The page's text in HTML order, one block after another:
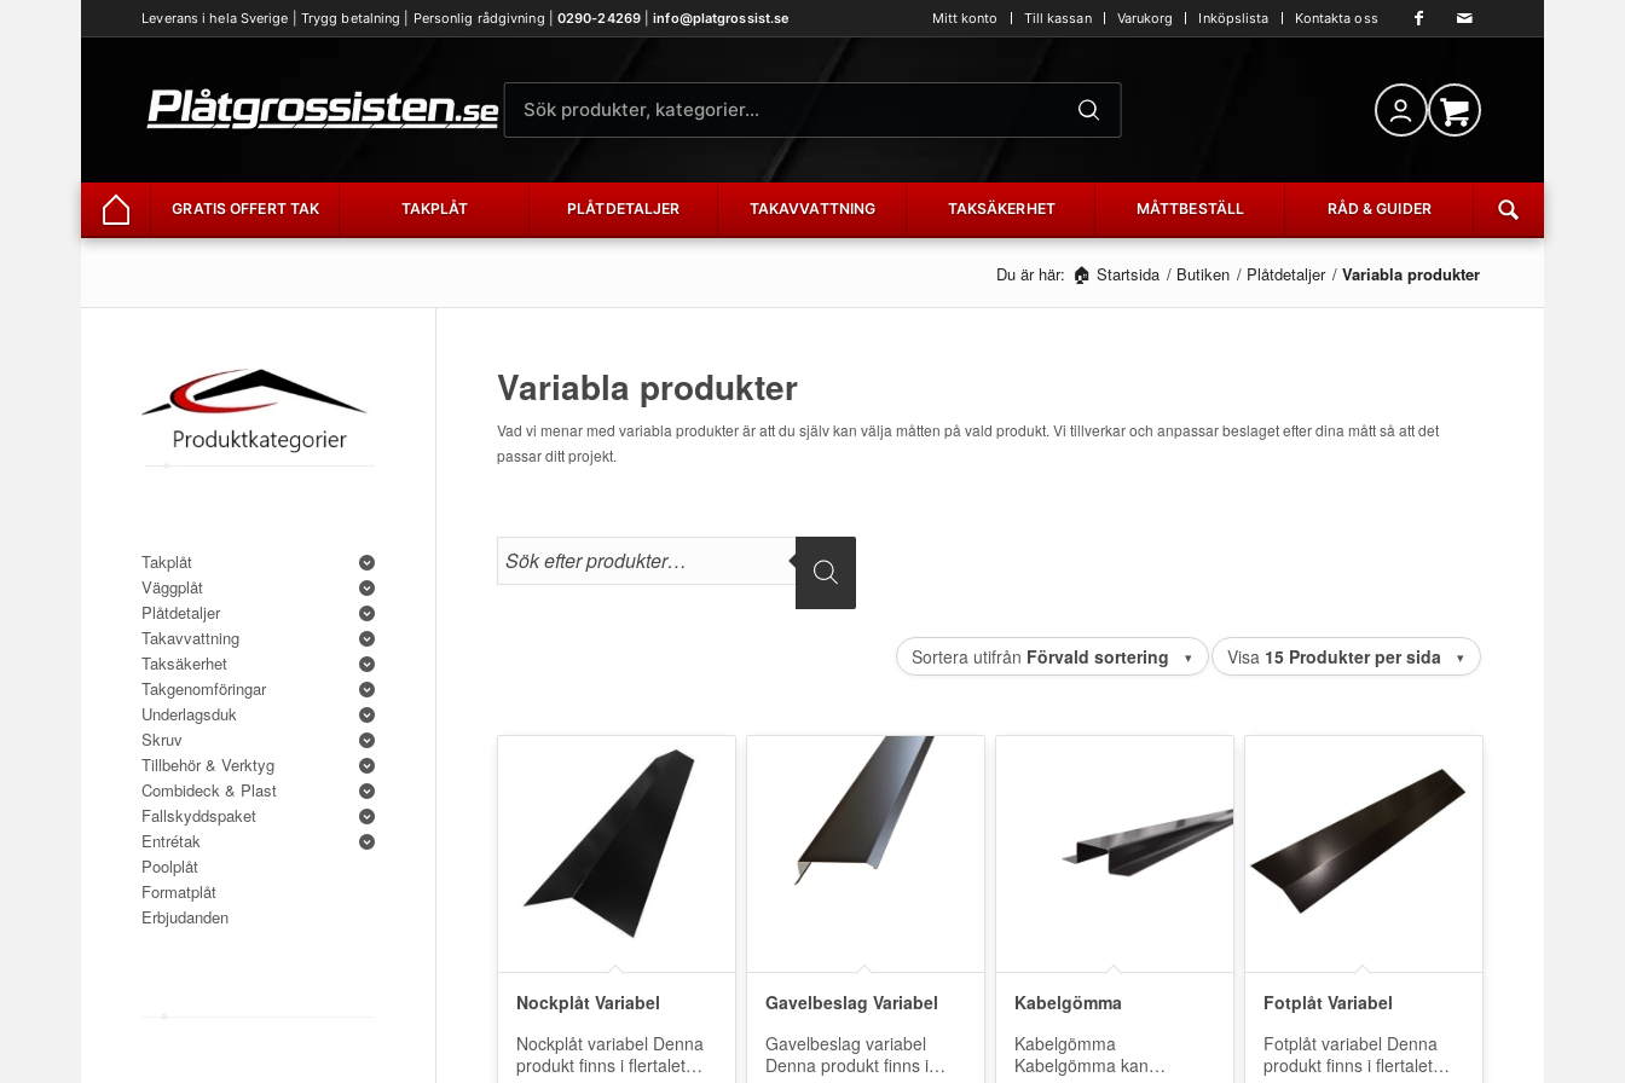
Mitt konto Till kassan Varukorg Inköpslista Kontakta oss
Leverans i hela Sverige | Trygg betalning | Personlig rådgivning | 0290-24269|info@platgrossist.se
Hem
GRATIS OFFERT TAK TAKPLÅT PLÅTDETALJER TAKAVVATTNING TAKSÄKERHET MÅTTBESTÄLL RÅD & GUIDER
Du är här: Startsida / Butiken / Plåtdetaljer / Variabla produkter
Variabla produkter
Vad vi menar med variabla produkter är att du själv kan välja måtten på vald produkt. Vi tillverkar och anpassar beslaget efter dina mått så att det
passar ditt projekt.
Sortera utifrån Förvald sortering Visa 15 Produkter per sida
Nockplåt Variabel
Nockplåt variabel Denna
produkt finns i flertalet
Gavelbeslag Variabel
Gavelbeslag variabel
Denna produkt finns i
Kabelgömma
Kabelgömma
Kabelgömma kan
Fotplåt Variabel
Fotplåt variabel Denna
produkt finns i flertalet
Takplåt
Väggplåt
Plåtdetaljer
Takavvattning
Taksäkerhet
Takgenomföringar
Underlagsduk
Skruv
Tillbehör & Verktyg
Combideck & Plast
Fallskyddspaket
Entrétak
Poolplåt
Formatplåt
Erbjudanden